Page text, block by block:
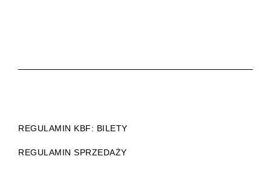
REGULAMIN KBF: BILETY
REGULAMIN SPRZEDAŻY